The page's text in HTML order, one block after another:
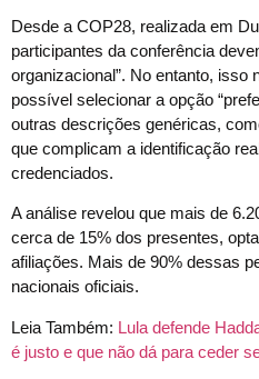
Desde a COP28, realizada em
participantes da conferência
organizacional”. No entanto, isso
possível selecionar a opção
outras descrições genéricas,
que complicam a identificação
credenciados.
A análise revelou que mais de
cerca de 15% dos presentes,
afiliações. Mais de 90% dessas
nacionais oficiais.
Leia Também: Lula defende
é justo e que não dá para ceder